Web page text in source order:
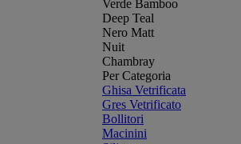
Verde Bamboo
Deep Teal
Nero Matt
Nuit
Chambray
Per Categoria
Ghisa Vetrificata
Gres Vetrificato
Bollitori
Macinini